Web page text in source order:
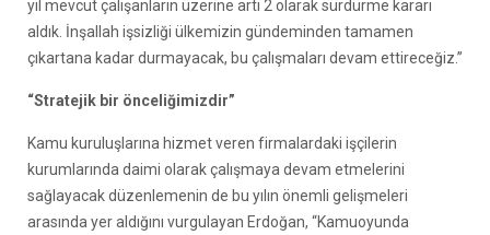
yıl mevcut çalışanların üzerine artı 2 olarak sürdürme kararı
aldık. İnşallah işsizliği ülkemizin gündeminden tamamen
çıkartana kadar durmayacak, bu çalışmaları devam ettireceğiz.”
“Stratejik bir önceliğimizdir”
Kamu kuruluşlarına hizmet veren firmalardaki işçilerin
kurumlarında daimi olarak çalışmaya devam etmelerini
sağlayacak düzenlemenin de bu yılın önemli gelişmeleri
arasında yer aldığını vurgulayan Erdoğan, “Kamuoyunda